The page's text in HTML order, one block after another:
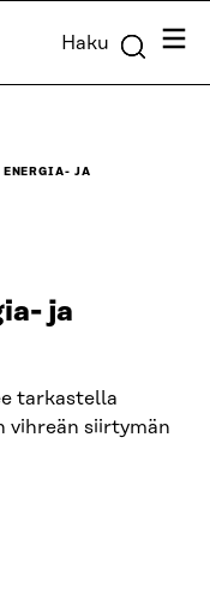
Haku
ENERGIA- JA
ja
tarkastella
vihreän siirtymän